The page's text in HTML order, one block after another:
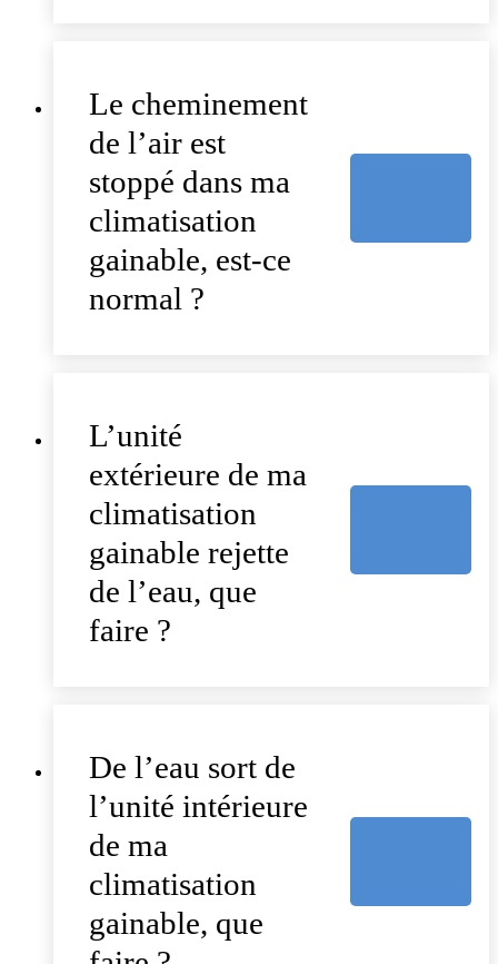
Le cheminement
de l’air est
stoppé dans ma
climatisation
gainable, est-ce
normal ?
L’unité
extérieure de ma
climatisation
gainable rejette
de l’eau, que
faire ?
De l’eau sort de
l’unité intérieure
de ma
climatisation
gainable, que